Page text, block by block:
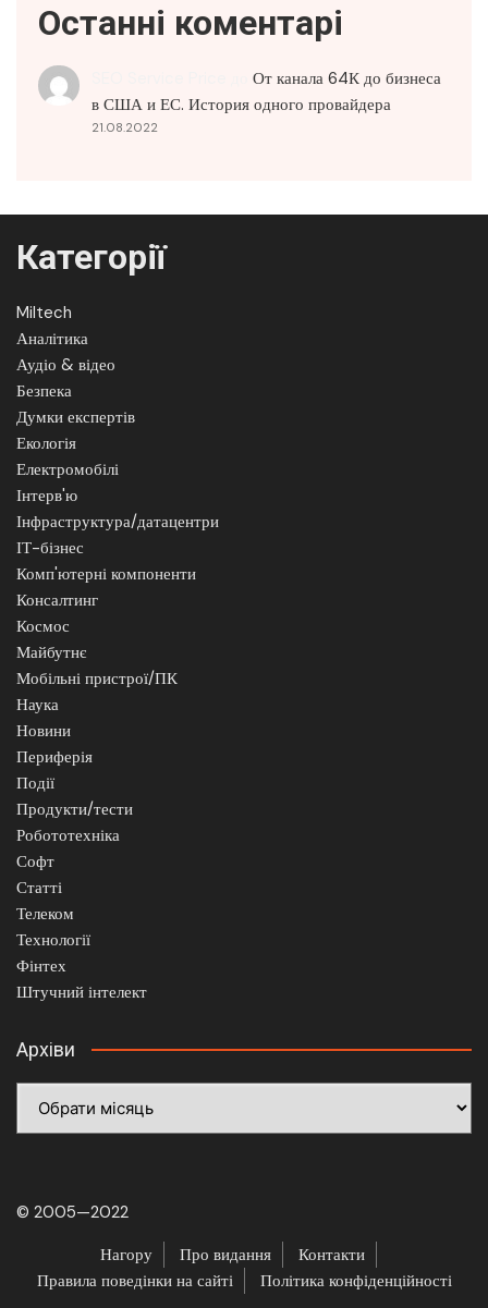
Останні коментарі
От канала 64К до бизнеса
в США и ЕС. История одного провайдера
21.08.2022
Категорії
Miltech
Аналітика
Аудіо & відео
Безпека
Думки експертів
Екологія
Електромобілі
Інтерв'ю
Інфраструктура/датацентри
ІТ-бізнес
Комп'ютерні компоненти
Консалтинг
Космос
Майбутнє
Мобільні пристрої/ПК
Наука
Новини
Периферія
Події
Продукти/тести
Робототехніка
Софт
Статті
Телеком
Технології
Фінтех
Штучний інтелект
Архіви
© 2005—2022
Нагору
Про видання
Контакти
Правила поведінки на сайті
Політика конфіденційності